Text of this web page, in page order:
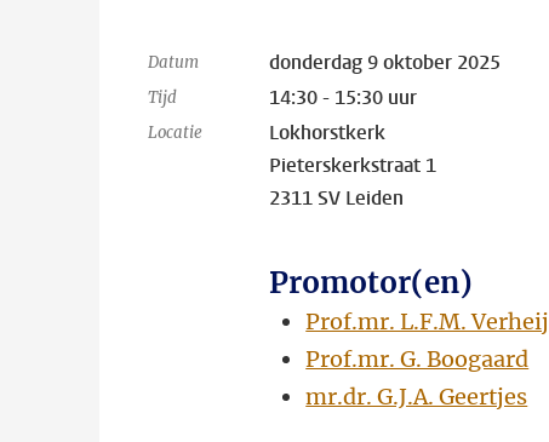
Datum donderdag 9 oktober 2025
Tijd 14:30 - 15:30 uur
Locatie
Lokhorstkerk
Pieterskerkstraat 1
2311 SV Leiden
Promotor(en)
Prof.mr. L.F.M. Verheij
Prof.mr. G. Boogaard
mr.dr. G.J.A. Geertjes